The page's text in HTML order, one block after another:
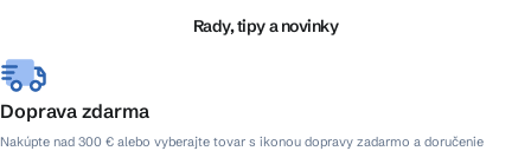
e
Rady, tipy a novinky
Doprava zdarma
Nakúpte nad 300 € alebo vyberajte tovar s ikonou dopravy zadarmo a doručenie